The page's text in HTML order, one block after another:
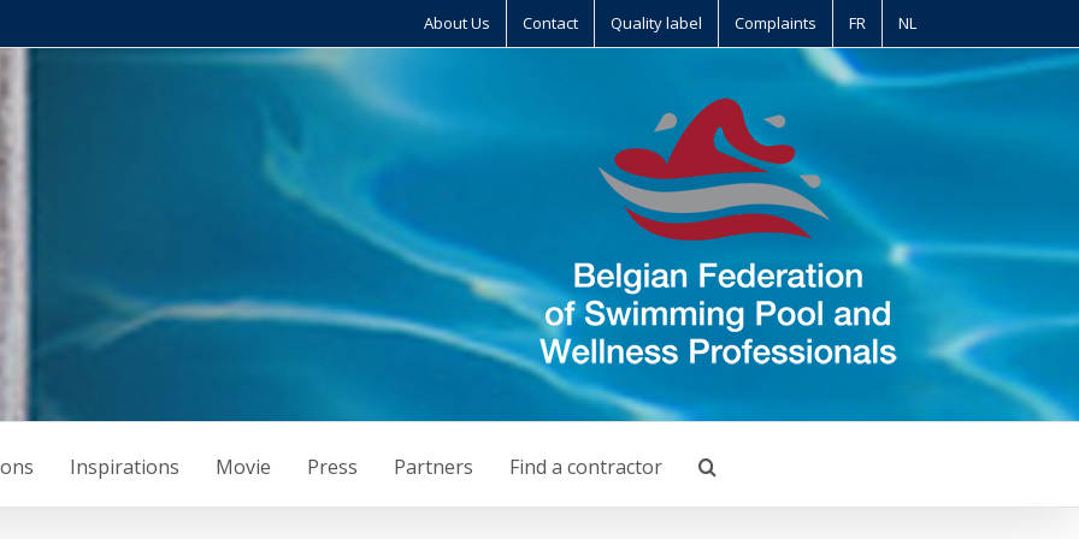
About Us Contact Quality label Complaints FR NL
Inspirations Movie Press Partners Find a contractor